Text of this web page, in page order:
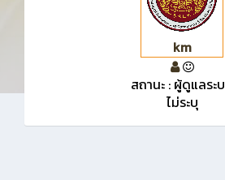
km
สถานะ : ผู้ดูแลระ
ไม่ระบุ